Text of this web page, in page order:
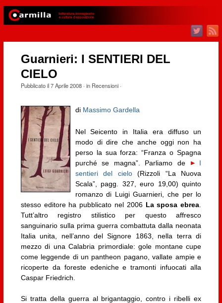
Guarnieri: I SENTIERI DEL
CIELO
Pubblicato il7 Aprile 2008· in Recensioni·
di Massimo Gardella
Nel Seicento in Italia era diffuso un
modo di dire che anche oggi non ha
perso la sua forza: “Franza o Spagna
purché se magna”. Parliamo de
I
sentieri del cielo(Rizzoli “La Nuova
Scala”, pagg. 327, euro 19,00) quinto
romanzo di Luigi Guarnieri, che per lo
stesso editore ha pubblicato nel 2006 La sposa ebrea
Tutt’altro registro stilistico per questo affresco
sanguinario sulla prima guerra combattuta dalla neonata
Italia unita, nell’anno del Signore 1863, nella terra di
mezzo di una Calabria primordiale: gole montane cupe
come leggende di un pantheon pagano, vallate ampie e
ricoperte da foreste edeniche e tramonti infuocati alla
Caspar Friedrich.
Si tratta della guerra al brigantaggio, contro i ribelli ex